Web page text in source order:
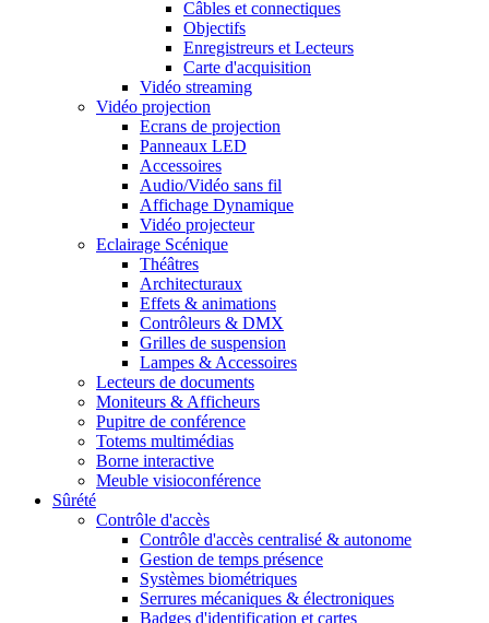
Câbles et connectiques
Objectifs
Enregistreurs et Lecteurs
Carte d'acquisition
Vidéo streaming
Vidéo projection
Ecrans de projection
Panneaux LED
Accessoires
Audio/Vidéo sans fil
Affichage Dynamique
Vidéo projecteur
Eclairage Scénique
Théâtres
Architecturaux
Effets & animations
Contrôleurs & DMX
Grilles de suspension
Lampes & Accessoires
Lecteurs de documents
Moniteurs & Afficheurs
Pupitre de conférence
Totems multimédias
Borne interactive
Meuble visioconférence
Sûrété
Contrôle d'accès
Contrôle d'accès centralisé & autonome
Gestion de temps présence
Systèmes biométriques
Serrures mécaniques & électroniques
Badges d'identification et cartes